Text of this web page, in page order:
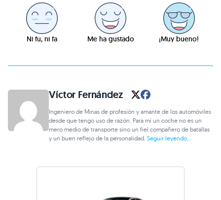
Ni fu, ni fa Me ha gustado ¡Muy bueno!
Víctor Fernández
Ingeniero de Minas de profesión y amante de los automóviles
desde que tengo uso de razón. Para mí un coche no es un
mero medio de transporte sino un fiel compañero de batallas
y un buen reflejo de la personalidad.Seguir leyendo...